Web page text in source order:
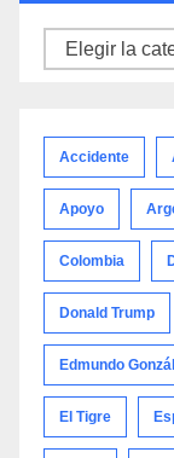
Noticias
Accidente
Apoyo
Colombia
Donald Trump
Edmundo
El Tigre